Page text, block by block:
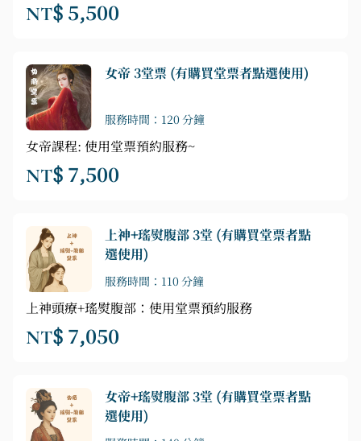
NT$ 5,500
女帝 3堂票 (有購買堂票者點選使用)
服務時間：120 分鐘
女帝課程: 使用堂票預約服務~
NT$ 7,500
上神+瑤熨腹部 3堂 (有購買堂票者點
選使用)
服務時間：110 分鐘
上神頭療+瑤熨腹部：使用堂票預約服務
NT$ 7,050
女帝+瑤熨腹部 3堂 (有購買堂票者點
選使用)